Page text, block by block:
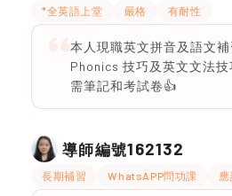
*全英語上堂 嚴格 有耐性
本人現職英文拼音及語文
Phonics 技巧及英文文法
需筆記和考試卷👍
導師編號162132
長期補習 WhatsAPP問功課